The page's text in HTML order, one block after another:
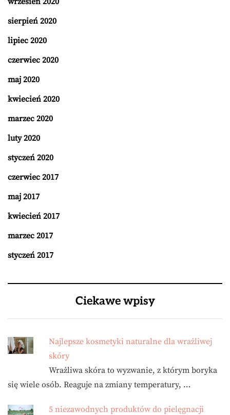
sierpień 2020
lipiec 2020
czerwiec 2020
maj 2020
kwiecień 2020
marzec 2020
luty 2020
styczeń 2020
czerwiec 2017
maj 2017
kwiecień 2017
marzec 2017
styczeń 2017
Ciekawe wpisy
Najlepsze kosmetyki naturalne dla wrażliwej
skóry
Wrażliwa skóra to wyzwanie, z którym boryka
się wiele osób. Reaguje na zmiany temperatury, …
5 niezawodnych produktów do pielęgnacji